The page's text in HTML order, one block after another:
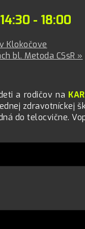
- 18:00
Klokočove
bl. Metoda CSsR »
a rodičov na
zdravotníckej
do telocvične.